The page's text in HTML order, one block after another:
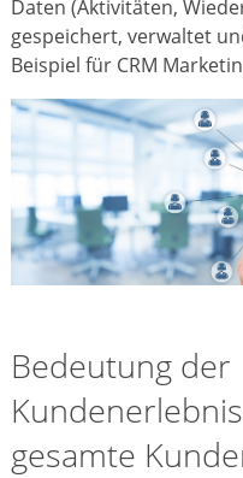
Daten (Aktivitäten,
gespeichert, verwaltet
Beispiel für CRM
Bedeutung der
gesamte